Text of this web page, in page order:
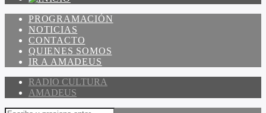
PROGRAMACIÓN
NOTICIAS
CONTACTO
QUIENES SOMOS
IR A AMADEUS
RADIO CULTURA
AMADEUS